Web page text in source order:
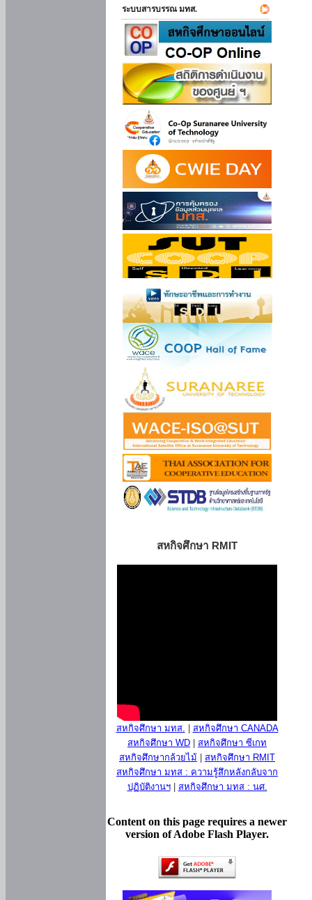
ระบบสารบรรณ มทส.
สหกิจศึกษา RMIT
สหกิจศึกษา มทส.
สหกิจศึกษา CANADA
สหกิจศึกษา WD
สหกิจศึกษา ซีเกท
สหกิจศึกษากล้วยไม้
สหกิจศึกษา RMIT
สหกิจศึกษา มทส : ความรู้สึกหลังกลับจาก
ปฏิบัติงานฯ| สหกิจศึกษา มทส : นศ.
Content on this page requires a newer
version of Adobe Flash Player.